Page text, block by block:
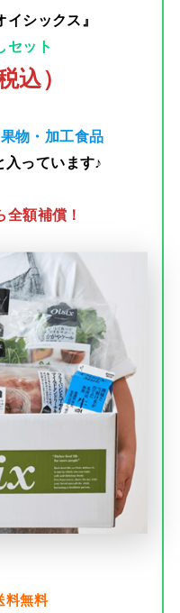
シックス』
セット
込）
物・加工食品
っています♪
額補償！
料無料